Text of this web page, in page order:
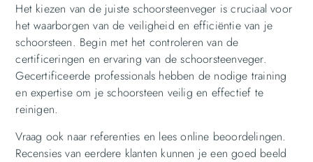
Het kiezen van de juiste schoorsteenveger is cruciaal voor
het waarborgen van de veiligheid en efficiëntie van je
schoorsteen. Begin met het controleren van de
certificeringen en ervaring van de schoorsteenveger.
Gecertificeerde professionals hebben de nodige training
en expertise om je schoorsteen veilig en effectief te
reinigen.
Vraag ook naar referenties en lees online beoordelingen.
Recensies van eerdere klanten kunnen je een goed beeld